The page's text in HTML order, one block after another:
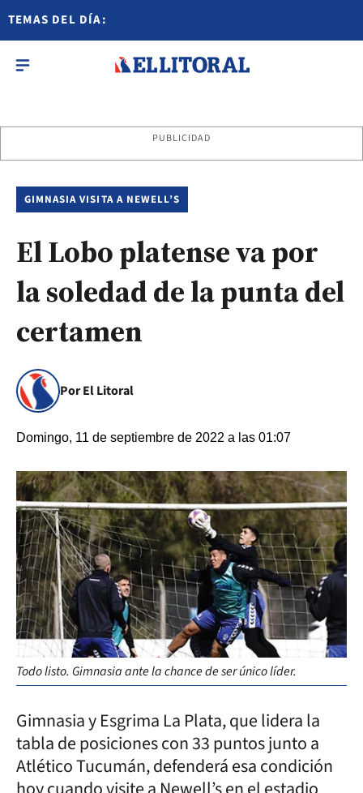
TEMAS DEL DÍA:
PUBLICIDAD
GIMNASIA VISITA A NEWELL’S
El Lobo platense va por
la soledad de la punta del
certamen
Por El Litoral
Domingo, 11 de septiembre de 2022 a las 01:07
Todo listo. Gimnasia ante la chance de ser único líder.
Gimnasia y Esgrima La Plata, que lidera la
tabla de posiciones con 33 puntos junto a
Atlético Tucumán, defenderá esa condición